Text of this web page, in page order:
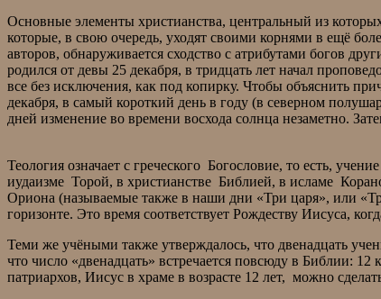
Основные элементы христианства, центральный из
которые, в свою очередь, уходят своими корнями в ещё
авторов, обнаруживается сходство с атрибутами богов
родился от девы 25 декабря, в тридцать лет начал
все без исключения, как под копирку. Чтобы объяснить
декабря, в самый короткий день в году (в северном
дней изменение во времени восхода солнца
Теология означает с греческого Богословие, то есть,
иудаизме Торой, в христианстве Библией, в исламе
Ориона (называемые также в наши дни «Три царя», или
горизонте. Это время соответствует Рождеству Иисуса,
Теми же учёными также утверждалось, что двенадцать
что число «двенадцать» встречается повсюду в Библии:
патриархов, Иисус в храме в возрасте 12 лет, можно